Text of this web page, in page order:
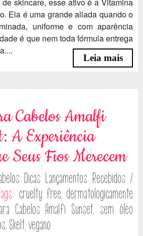
Ela é uma grande aliada quando o
uniforme e com aparência
é que nem toda fórmula entrega
Leia mais
Cabelos Amalfi
A Experiência
Seus Fios Merecem
Dicas Lançamentos Recebidos /
Tags: cruelty free, dermatologicamente
Cabelos Amalfi Sunset, sem óleo
, Skelt,vegano